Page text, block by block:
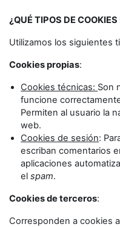
¿QUÉ TIPOS DE
Utilizamos los siguientes
Cookies propias:
Cookies técnicas: Son
funcione
Permiten al usuario la
web.
Cookies de sesión:
escriban comentarios
aplicaciones
elspam.
Cookies de terceros:
Corresponden a cookies